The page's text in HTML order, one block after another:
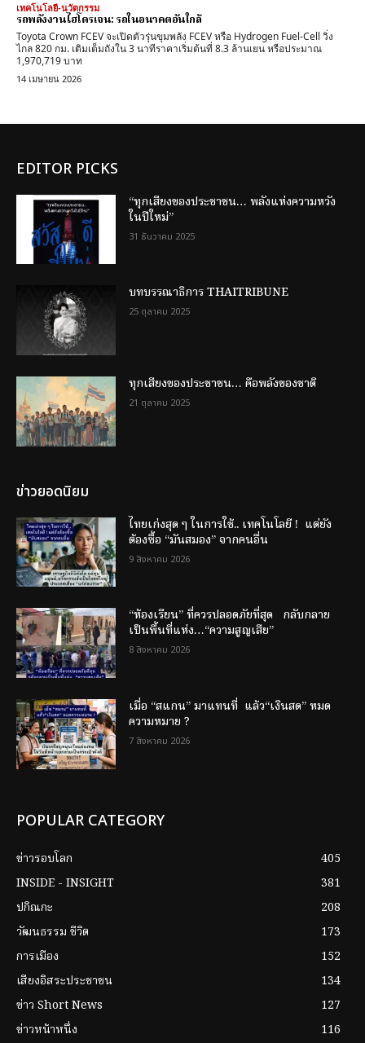
เทคโนโลยี-นวัตกรรม
รถพลังงานไฮโดรเจน: รถในอนาคตอันใกล้
Toyota Crown FCEV จะเปิดตัวรุ่นขุมพลัง FCEV หรือ Hydrogen Fuel-Cell วิ่ง
ไกล 820 กม. เติมเต็มถังใน 3 นาทีราคาเริ่มต้นที่ 8.3 ล้านเยน หรือประมาณ
1,970,719 บาท
14 เมษายน 2026
EDITOR PICKS
“ทุกเสียงของประชาชน… พลังแห่งความหวัง
ในปีใหม่”
31 ธันวาคม 2025
บทบรรณาธิการ THAITRIBUNE
25 ตุลาคม 2025
ทุกเสียงของประชาชน… คือพลังของชาติ
21 ตุลาคม 2025
ข่าวยอดนิยม
ไทยเก่งสุด ๆ ในการใช้.. เทคโนโลยี ! แต่ยัง
ต้องซื้อ “มันสมอง” จากคนอื่น
9 สิงหาคม 2026
“ห้องเรียน” ที่ควรปลอดภัยที่สุด กลับกลาย
เป็นพื้นที่แห่ง…“ความสูญเสีย”
8 สิงหาคม 2026
เมื่อ “สแกน” มาแทนที่ แล้ว“เงินสด” หมด
ความหมาย ?
7 สิงหาคม 2026
POPULAR CATEGORY
ข่าวรอบโลก
405
INSIDE - INSIGHT
381
ปกิณกะ
208
วัฒนธรรม ชีวิต
173
การเมือง
152
เสียงอิสระประชาชน
134
ข่าว Short News
127
ข่าวหน้าหนึ่ง
116